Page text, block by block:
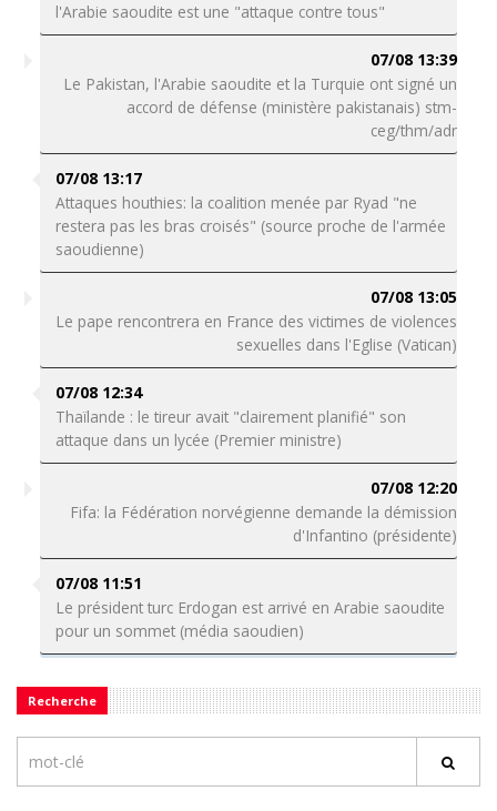
l'Arabie saoudite est une "attaque contre tous"
07/08 13:39
Le Pakistan, l'Arabie saoudite et la Turquie ont signé un
accord de défense (ministère pakistanais) stm-
ceg/thm/adr
07/08 13:17
Attaques houthies: la coalition menée par Ryad "ne
restera pas les bras croisés" (source proche de l'armée
saoudienne)
07/08 13:05
Le pape rencontrera en France des victimes de violences
sexuelles dans l'Eglise (Vatican)
07/08 12:34
Thaïlande : le tireur avait "clairement planifié" son
attaque dans un lycée (Premier ministre)
07/08 12:20
Fifa: la Fédération norvégienne demande la démission
d'Infantino (présidente)
07/08 11:51
Le président turc Erdogan est arrivé en Arabie saoudite
pour un sommet (média saoudien)
Recherche